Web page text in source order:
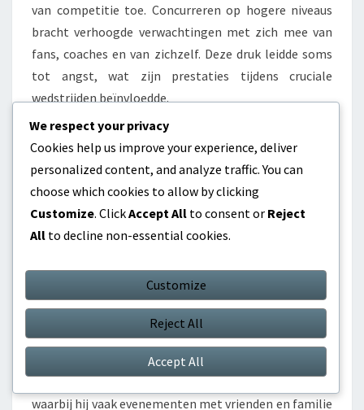
van competitie toe. Concurreren op hogere niveaus
bracht verhoogde verwachtingen met zich mee van
fans, coaches en van zichzelf. Deze druk leidde soms
tot angst, wat zijn prestaties tijdens cruciale
wedstrijden beïnvloedde.
mentale strategieën, waaronder
Persoonlijke opofferingen
Omar’s reis heeft aanzienlijke persoonlijke
opofferingen met zich meegebracht, waarbij hij vaak
zijn atletische carrière boven sociale activiteiten en
vrije tijd plaatste. Hij wijdde talloze uren aan training,
waarbij hij vaak evenementen met vrienden en familie
We respect your privacy
Cookies help us improve your experience, deliver
personalized content, and analyze traffic. You can
choose which cookies to allow by clicking
Customize. ClickAccept All to consent or Reject
All to decline non-essential cookies.
Customize
Reject All
Accept All